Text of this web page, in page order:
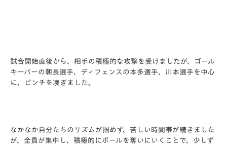
試合開始直後から、相手の積極的な攻撃を受けましたが、ゴール
キーパーの朝長選手、ディフェンスの本多選手、川本選手を中心
に、ピンチを凌ぎました。
なかなか自分たちのリズムが掴めず、苦しい時間帯が続きました
が、全員が集中し、積極的にボールを奪いにいくことで、少しず